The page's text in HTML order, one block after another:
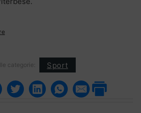
categorie: Sport